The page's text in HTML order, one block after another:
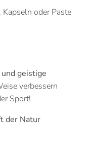
oder Paste
geistige
verbessern
Sport!
der Natur